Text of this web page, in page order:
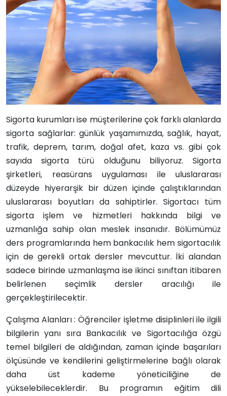
Sigorta kurumları ise müşterilerine çok farklı alanlarda
sigorta sağlarlar: günlük yaşamımızda, sağlık, hayat,
trafik, deprem, tarım, doğal afet, kaza vs. gibi çok
sayıda sigorta türü olduğunu biliyoruz. Sigorta
şirketleri, reasürans uygulaması ile uluslararası
düzeyde hiyerarşik bir düzen içinde çalıştıklarından
uluslararası boyutları da sahiptirler. Sigortacı tüm
sigorta işlem ve hizmetleri hakkında bilgi ve
uzmanlığa sahip olan meslek insanıdır. Bölümümüz
ders programlarında hem bankacılık hem sigortacılık
için de gerekli ortak dersler mevcuttur. İki alandan
sadece birinde uzmanlaşma ise ikinci sınıftan itibaren
belirlenen seçimlik dersler aracılığı ile
gerçekleştirilecektir.
Çalışma Alanları : Öğrenciler işletme disiplinleri ile ilgili
bilgilerin yanı sıra Bankacılık ve Sigortacılığa özgü
temel bilgileri de aldığından, zaman içinde başarıları
ölçüsünde ve kendilerini geliştirmelerine bağlı olarak
daha üst kademe yöneticiliğine de
yükselebileceklerdir. Bu programın eğitim dili